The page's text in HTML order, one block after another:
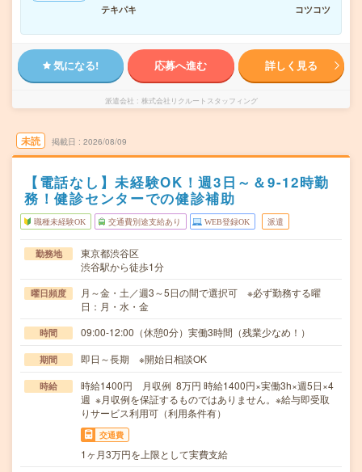
テキパキ
コツコツ
気になる! 応募へ進む 詳しく見る
派遣会社 株式会社リクルートスタッフィング
未読 掲載日 2026/08/09
【電話なし】未経験OK！週3日～＆9-12時勤
務！健診センターでの健診補助
職種未経験OK 交通費別途支給あり WEB登録OK 派遣
勤務地
東京都渋谷区
渋谷駅から徒歩1分
曜日頻度
月～金・土／週3～5日の間で選択可 ※必ず勤務する曜
日：月・水・金
時間 09:00-12:00（休憩0分）実働3時間（残業少なめ！）
期間 即日～長期 ※開始日相談OK
時給
時給1400円 月収例 8万円 時給1400円×実働3h×週5日×4
週 ※月収例を保証するものではありません。※給与即受取
りサービス利用可（利用条件有）
交通費
1ヶ月3万円を上限として実費支給